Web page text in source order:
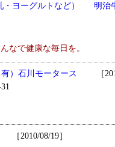
・ヨーグルトなど）
明治
なで健康な毎日を。
有）石川モータース
［
2010/08/19］